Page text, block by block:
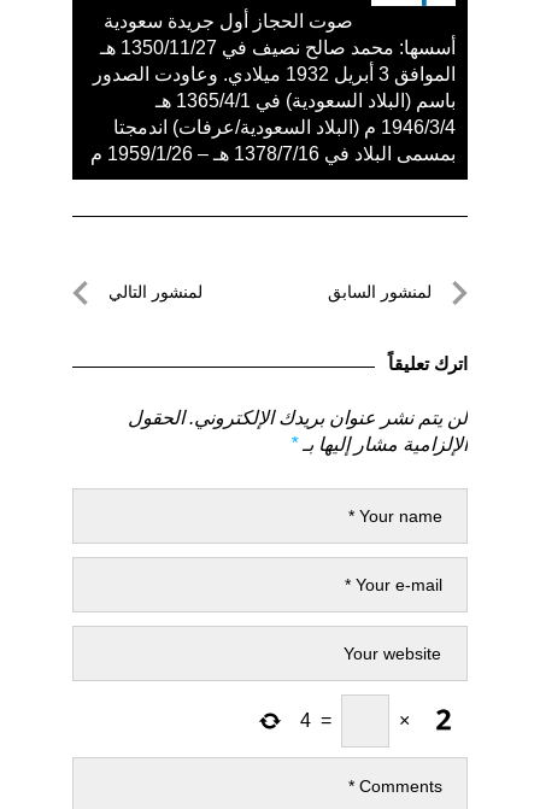
صوت الحجاز أول جريدة سعودية
أسسها: محمد صالح نصيف في 1350/11/27 هـ
الموافق 3 أبريل 1932 ميلادي. وعاودت الصدور
باسم (البلاد السعودية) في 1365/4/1 هـ
1946/3/4 م (البلاد السعودية/عرفات) اندمجتا
بمسمى البلاد في 1378/7/16 هـ – 1959/1/26 م
تصفّحلمنشور السابق
السابق
لمنشور التالي
اترك تعليقاً
لن يتم نشر عنوان بريدك الإلكتروني. الحقول
الإلزامية مشار إليها بـ*
×
=
4